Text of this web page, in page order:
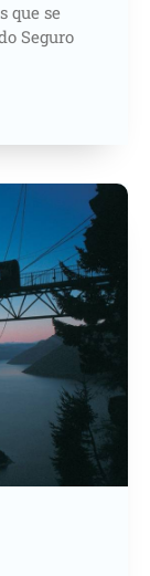
que se
Seguro